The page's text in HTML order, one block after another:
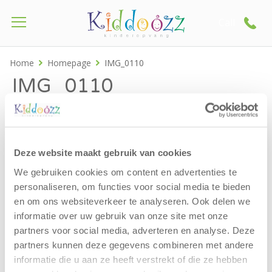
Deze website maakt gebruik van cookies
We gebruiken cookies om content en advertenties te
personaliseren, om functies voor social media te bieden
en om ons websiteverkeer te analyseren. Ook delen we
informatie over uw gebruik van onze site met onze
partners voor social media, adverteren en analyse. Deze
partners kunnen deze gegevens combineren met andere
informatie die u aan ze heeft verstrekt of die ze hebben
Home Homepage IMG_0110
IMG_0110